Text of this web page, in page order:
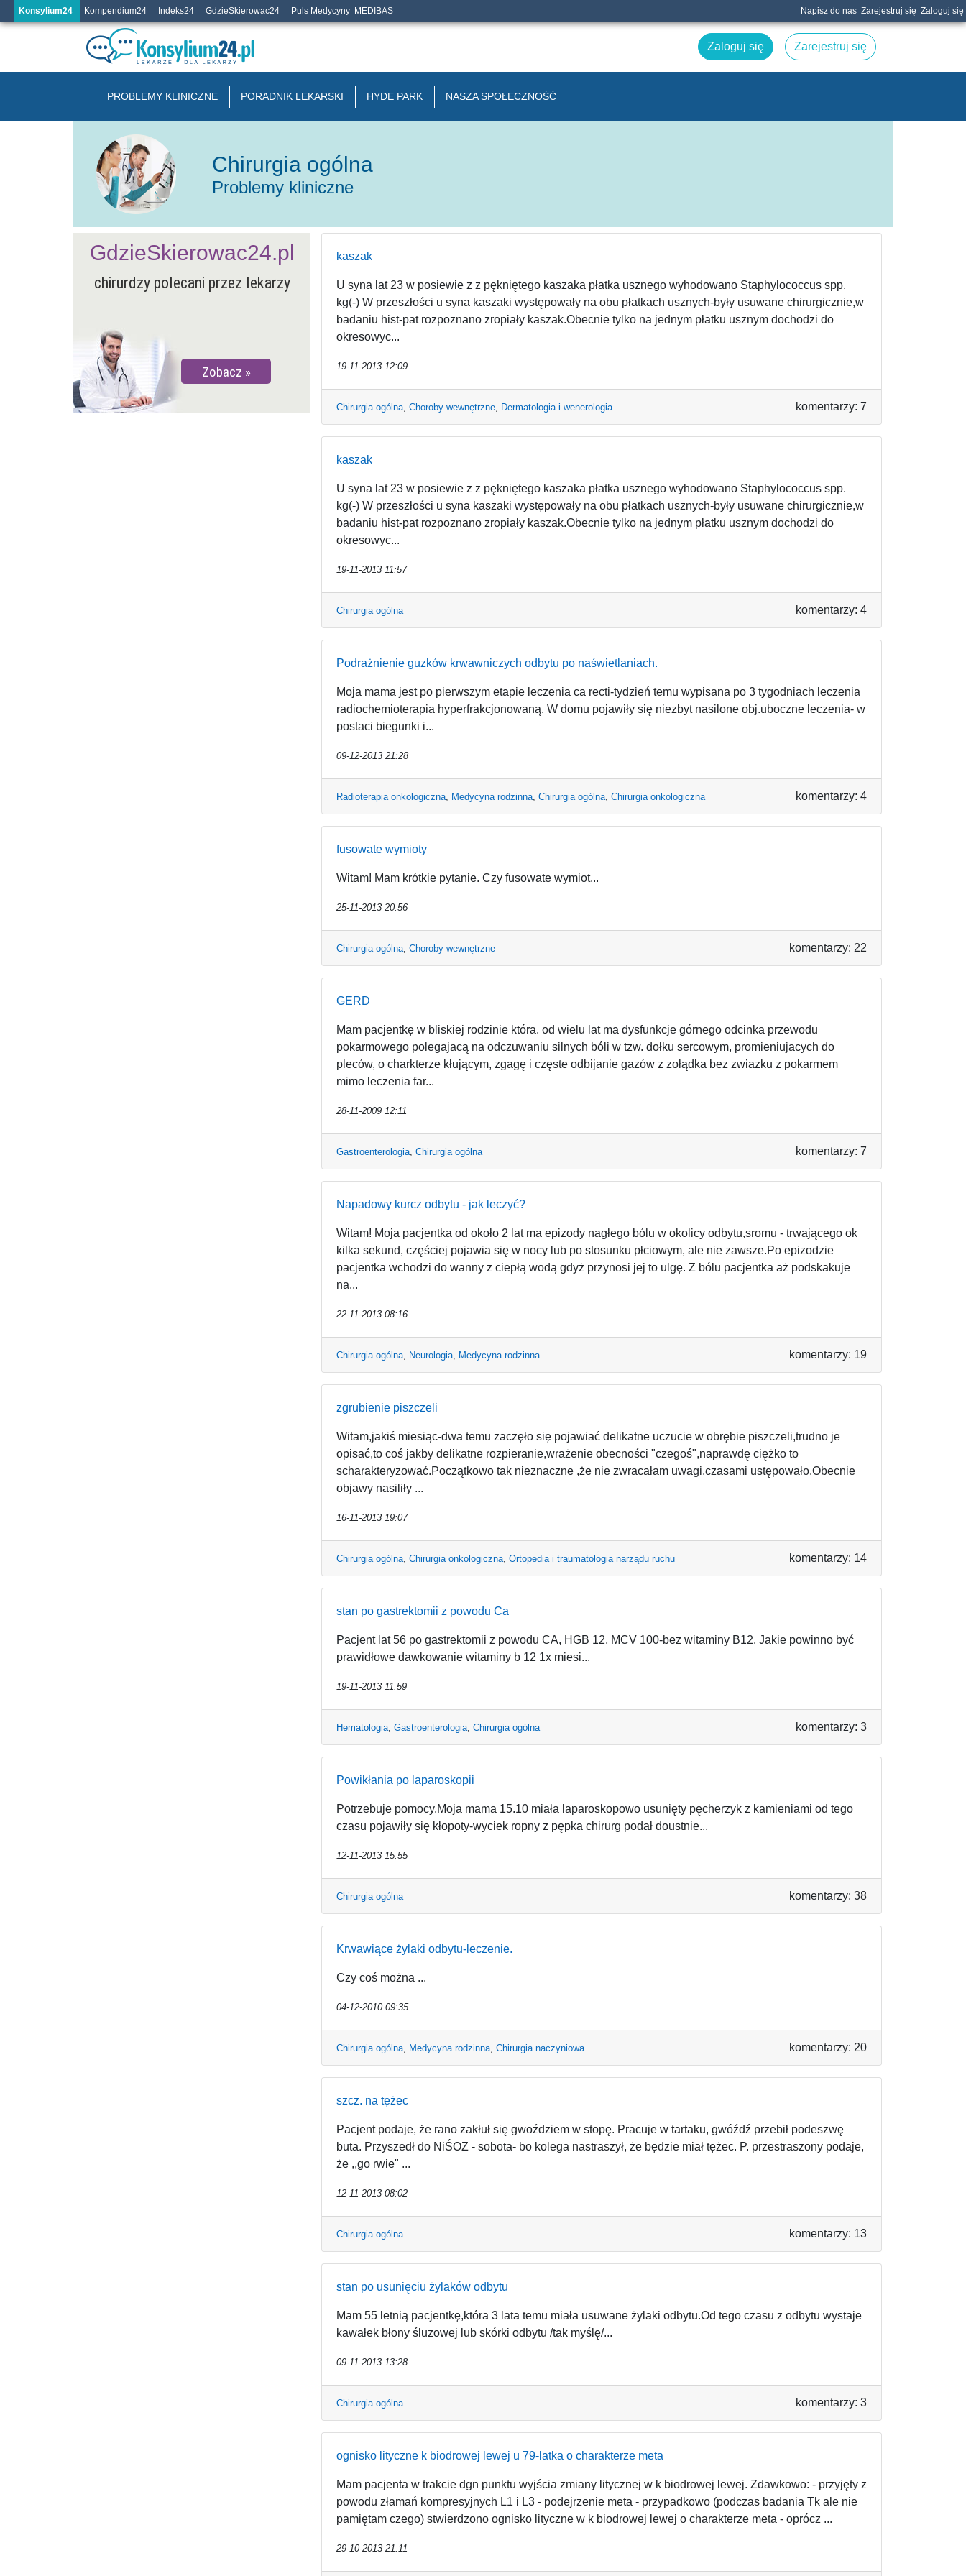
Konsylium24 Kompendium24 Indeks24 GdzieSkierowac24 Puls Medycyny MEDIBAS Napisz do nas Zarejestruj się Zaloguj się
Zaloguj się Zarejestruj się
PROBLEMY KLINICZNE PORADNIK LEKARSKI HYDE PARK NASZA SPOŁECZNOŚĆ
Chirurgia ogólna
Problemy kliniczne
chirurdzy polecani przez lekarzy
Zobacz
GdzieSkierowac24.pl kaszak
U syna lat 23 w posiewie z z pękniętego kaszaka płatka usznego wyhodowano Staphylococcus spp.
kg(-) W przeszłości u syna kaszaki występowały na obu płatkach usznych-były usuwane chirurgicznie,w
badaniu hist-pat rozpoznano zropiały kaszak.Obecnie tylko na jednym płatku usznym dochodzi do
okresowyc...
19-11-2013 12:09
Chirurgia ogólna, Choroby wewnętrzne, Dermatologia i wenerologia komentarzy: 7
kaszak
U syna lat 23 w posiewie z z pękniętego kaszaka płatka usznego wyhodowano Staphylococcus spp.
kg(-) W przeszłości u syna kaszaki występowały na obu płatkach usznych-były usuwane chirurgicznie,w
badaniu hist-pat rozpoznano zropiały kaszak.Obecnie tylko na jednym płatku usznym dochodzi do
okresowyc...
19-11-2013 11:57
Chirurgia ogólna komentarzy: 4
Podrażnienie guzków krwawniczych odbytu po naświetlaniach.
Moja mama jest po pierwszym etapie leczenia ca recti-tydzień temu wypisana po 3 tygodniach leczenia
radiochemioterapia hyperfrakcjonowaną. W domu pojawiły się niezbyt nasilone obj.uboczne leczenia- w
postaci biegunki i...
09-12-2013 21:28
Radioterapia onkologiczna, Medycyna rodzinna, Chirurgia ogólna, Chirurgia onkologiczna komentarzy: 4
fusowate wymioty
Witam! Mam krótkie pytanie. Czy fusowate wymiot...
25-11-2013 20:56
Chirurgia ogólna, Choroby wewnętrzne komentarzy: 22
GERD
Mam pacjentkę w bliskiej rodzinie która. od wielu lat ma dysfunkcje górnego odcinka przewodu
pokarmowego polegajacą na odczuwaniu silnych bóli w tzw. dołku sercowym, promieniujacych do
pleców, o charkterze kłującym, zgagę i częste odbijanie gazów z zołądka bez zwiazku z pokarmem
mimo leczenia far...
28-11-2009 12:11
Gastroenterologia, Chirurgia ogólna komentarzy: 7
Napadowy kurcz odbytu - jak leczyć?
Witam! Moja pacjentka od około 2 lat ma epizody nagłego bólu w okolicy odbytu,sromu - trwającego ok
kilka sekund, częściej pojawia się w nocy lub po stosunku płciowym, ale nie zawsze.Po epizodzie
pacjentka wchodzi do wanny z ciepłą wodą gdyż przynosi jej to ulgę. Z bólu pacjentka aż podskakuje
na...
22-11-2013 08:16
Chirurgia ogólna, Neurologia, Medycyna rodzinna komentarzy: 19
zgrubienie piszczeli
Witam,jakiś miesiąc-dwa temu zaczęło się pojawiać delikatne uczucie w obrębie piszczeli,trudno je
opisać,to coś jakby delikatne rozpieranie,wrażenie obecności "czegoś",naprawdę ciężko to
scharakteryzować.Początkowo tak nieznaczne ,że nie zwracałam uwagi,czasami ustępowało.Obecnie
objawy nasiliły ...
16-11-2013 19:07
Chirurgia ogólna, Chirurgia onkologiczna, Ortopedia i traumatologia narządu ruchu komentarzy: 14
stan po gastrektomii z powodu Ca
Pacjent lat 56 po gastrektomii z powodu CA, HGB 12, MCV 100-bez witaminy B12. Jakie powinno być
prawidłowe dawkowanie witaminy b 12 1x miesi...
19-11-2013 11:59
Hematologia, Gastroenterologia, Chirurgia ogólna komentarzy: 3
Powikłania po laparoskopii
Potrzebuje pomocy.Moja mama 15.10 miała laparoskopowo usunięty pęcherzyk z kamieniami od tego
czasu pojawiły się kłopoty-wyciek ropny z pępka chirurg podał doustnie...
12-11-2013 15:55
Chirurgia ogólna komentarzy: 38
Krwawiące żylaki odbytu-leczenie.
Czy coś można ...
04-12-2010 09:35
Chirurgia ogólna, Medycyna rodzinna, Chirurgia naczyniowa komentarzy: 20
szcz. na tężec
Pacjent podaje, że rano zakłuł się gwoździem w stopę. Pracuje w tartaku, gwóźdź przebił podeszwę
buta. Przyszedł do NiŚOZ - sobota- bo kolega nastraszył, że będzie miał tężec. P. przestraszony podaje,
że ,,go rwie" ...
12-11-2013 08:02
Chirurgia ogólna komentarzy: 13
stan po usunięciu żylaków odbytu
Mam 55 letnią pacjentkę,która 3 lata temu miała usuwane żylaki odbytu.Od tego czasu z odbytu wystaje
kawałek błony śluzowej lub skórki odbytu /tak myślę/...
09-11-2013 13:28
Chirurgia ogólna komentarzy: 3
ognisko lityczne k biodrowej lewej u 79-latka o charakterze meta
Mam pacjenta w trakcie dgn punktu wyjścia zmiany litycznej w k biodrowej lewej. Zdawkowo: - przyjęty z
powodu złamań kompresyjnych L1 i L3 - podejrzenie meta - przypadkowo (podczas badania Tk ale nie
pamiętam czego) stwierdzono ognisko lityczne w k biodrowej lewej o charakterze meta - oprócz ...
29-10-2013 21:11